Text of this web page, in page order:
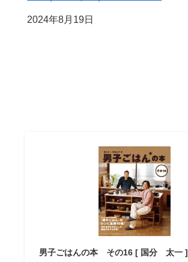
日付
2024年8月19日
男子ごはんの本 その16 [ 国分 太一 ]